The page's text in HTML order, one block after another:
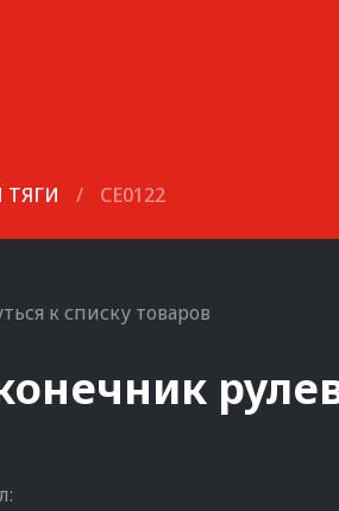
ТЯГИ / CE0122
к списку товаров